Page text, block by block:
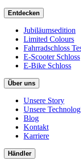
Entdecken
Jubiläumsedition
Limited Colours
Fahrradschloss
E-Scooter Schloss
E-Bike Schloss
Über uns
Unsere Story
Unsere
Blog
Kontakt
Karriere
Händler